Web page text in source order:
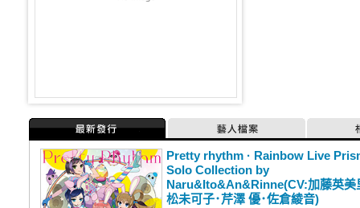
最新發行 藝人檔案
Pretty rhythm · Rainbow Live
Solo Collection by
Naru&Ito&An&Rinne(CV:加藤英美
松未可子･芹澤 優･佐倉綾音)